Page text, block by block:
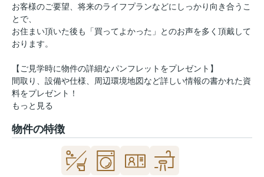
お客様のご要望、将来のライフプランなどにしっかり向き合うこ
とで、
お住まい頂いた後も「買ってよかった」とのお声を多く頂戴して
おります。
【ご見学時に物件の詳細なパンフレットをプレゼント】
間取り、設備や仕様、周辺環境地図など詳しい情報の書かれた資
料をプレゼント！
もっと見る
物件の特徴